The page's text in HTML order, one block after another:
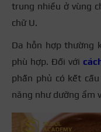
trung nhiều ở vùng
chữ U.
Da hỗn hợp thường
phù hợp. Đối với
phấn phủ có kết
năng như dưỡng ẩm